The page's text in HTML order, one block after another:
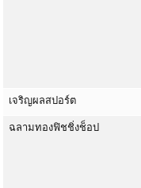
เจริญผลสปอร์ต
ฉลามทองฟิชชิ่งช็อป